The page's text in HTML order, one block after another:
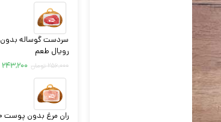
رویال طعم
۲۵۶,۰۰۰تومان ۲۴۳,۲۰۰
ران مرغ بدون پوست ۹۰۰ گرمی رویال طعم